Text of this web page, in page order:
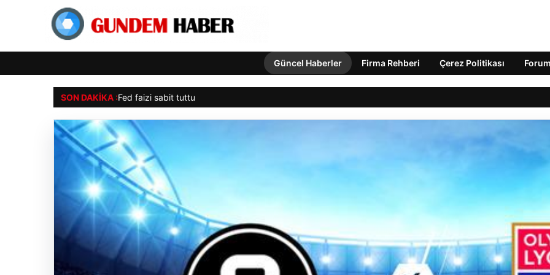
Güncel Haberler Firma Rehberi Çerez Politikası
SON DAKIKA :CANLI |